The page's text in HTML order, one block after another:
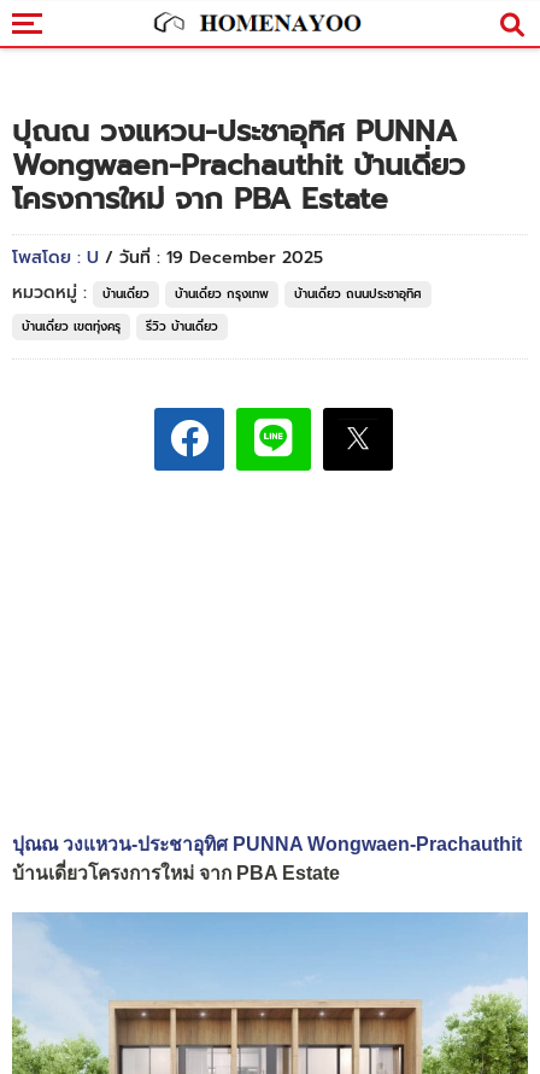
ปุณณ วงแหวน-ประชาอุทิศ PUNNA
Wongwaen-Prachauthit บ้านเดี่ยว
โครงการใหม่ จาก PBA Estate
โพสโดย : U / วันที่ : 19 December 2025
หมวดหมู่ :
บ้านเดี่ยว บ้านเดี่ยว กรุงเทพ
บ้านเดี่ยว ถนนประชาอุทิศ
บ้านเดี่ยว เขตทุ่งครุ
รีวิว บ้านเดี่ยว
ปุณณ วงแหวน-ประชาอุทิศ PUNNA Wongwaen-Prachauthit
บ้านเดี่ยวโครงการใหม่ จาก PBA Estate